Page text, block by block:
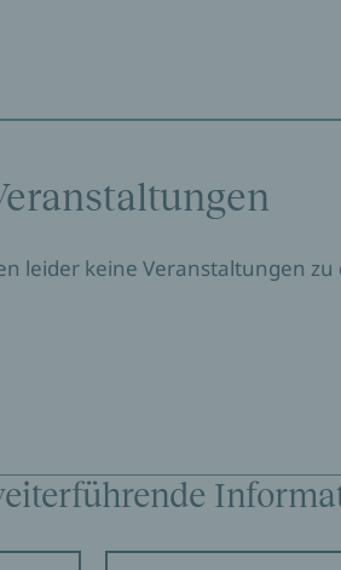
leider keine Veranstaltungen